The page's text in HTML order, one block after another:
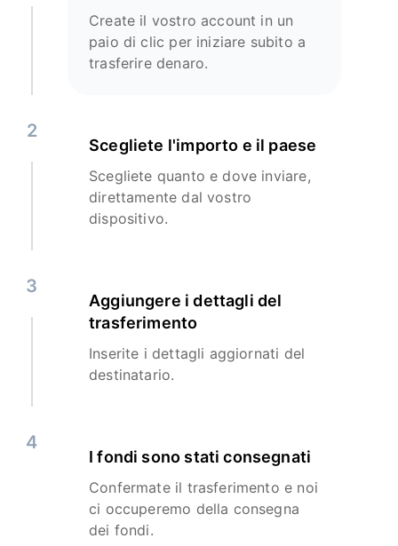
Create il vostro account in un
paio di clic per iniziare subito a
trasferire denaro.
2
Scegliete l'importo e il paese
Scegliete quanto e dove inviare,
direttamente dal vostro
dispositivo.
3
Aggiungere i dettagli del
trasferimento
Inserite i dettagli aggiornati del
destinatario.
4
I fondi sono stati consegnati
Confermate il trasferimento e noi
ci occuperemo della consegna
dei fondi.